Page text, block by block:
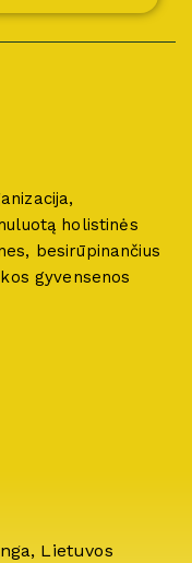
holistinės
besirūpinančius
gyvensenos
Lietuvos